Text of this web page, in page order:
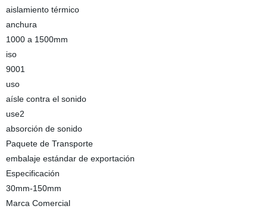
aislamiento térmico
anchura
1000 a 1500mm
iso
9001
uso
aísle contra el sonido
use2
absorción de sonido
Paquete de Transporte
embalaje estándar de exportación
Especificación
30mm-150mm
Marca Comercial